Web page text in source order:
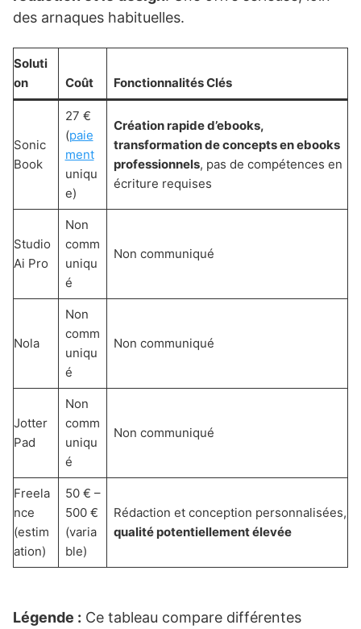
des arnaques habituelles.
Soluti
on
Coût Fonctionnalités Clés
Sonic
Book
27 €
(paie
ment
uniqu
e)
Création rapide d’ebooks,
transformation de concepts en ebooks
professionnels, pas de compétences en
écriture requises
Studio
Ai Pro
Non
comm
uniqu
é
Non communiqué
Nola
Non
comm
uniqu
é
Non communiqué
Jotter
Pad
Non
comm
uniqu
é
Non communiqué
Freela
nce
(estim
ation)
50 € –
500 €
(varia
ble)
Rédaction et conception personnalisées,
qualité potentiellement élevée
Légende : Ce tableau compare différentes